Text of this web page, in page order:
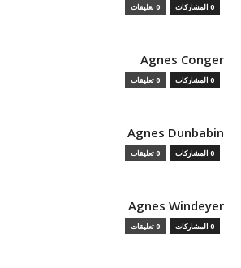
0 المشاركات 0 تعليقات
Agnes Conger
0 المشاركات 0 تعليقات
Agnes Dunbabin
0 المشاركات 0 تعليقات
Agnes Windeyer
0 المشاركات 0 تعليقات